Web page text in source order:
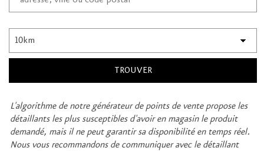
L'algorithme de notre générateur de points de vente propose les
détaillants les plus susceptibles d'avoir en magasin le produit
demandé, mais il ne peut garantir sa disponibilité en temps réel.
Nous vous recommandons de communiquer avec le détaillant